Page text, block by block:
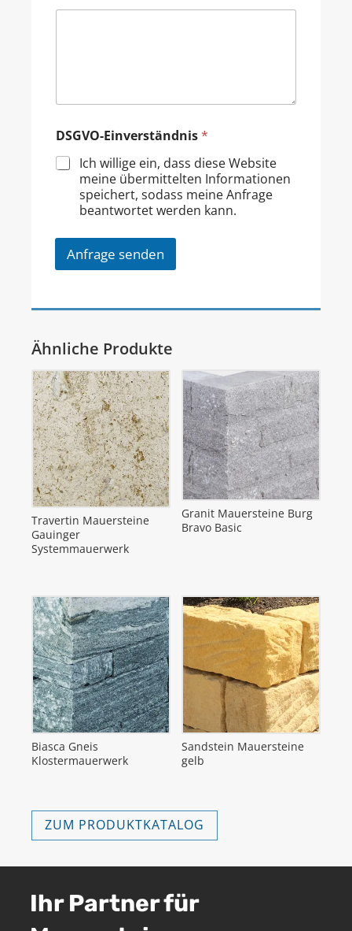
DSGVO-Einverständnis*
Ich willige ein, dass diese Website
meine übermittelten Informationen
speichert, sodass meine Anfrage
beantwortet werden kann.
Anfrage senden
Ähnliche Produkte
Travertin Mauersteine
Gauinger
Systemmauerwerk
Granit Mauersteine Burg
Bravo Basic
Biasca Gneis
Klostermauerwerk
Sandstein Mauersteine
gelb
ZUM PRODUKTKATALOG
Ihr Partner für